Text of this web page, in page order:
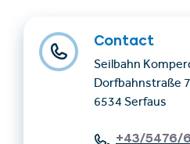
Contact
Seilbahn
Dorfbahnstraße
6534 Serfaus
+43/5476/